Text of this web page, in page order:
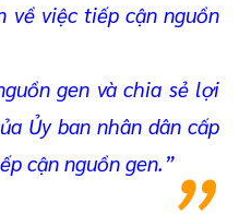
về việc tiếp cận nguồn
gen và chia sẻ lợi
Ủy ban nhân dân cấp
cận nguồn gen.”